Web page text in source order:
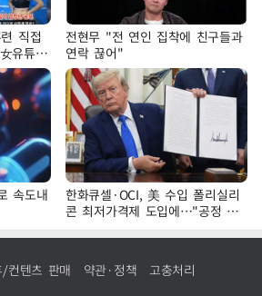
직접
유튜버
전현무 "전 연인 집착에 친구들과
연락 끊어"
속도내
한화큐셀·OCI, 美 수입 폴리실리
콘 최저가격제 도입에…"공정 경
쟁·수익성 개선 환영"
/컨텐츠 판매 약관·정책 고충처리